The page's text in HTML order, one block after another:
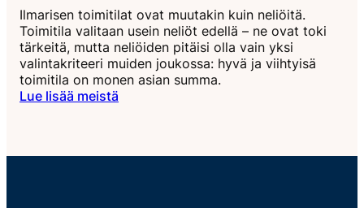
Ilmarisen toimitilat ovat muutakin kuin neliöitä.
Toimitila valitaan usein neliöt edellä – ne ovat toki
tärkeitä, mutta neliöiden pitäisi olla vain yksi
valintakriteeri muiden joukossa: hyvä ja viihtyisä
toimitila on monen asian summa.
Lue lisää meistä